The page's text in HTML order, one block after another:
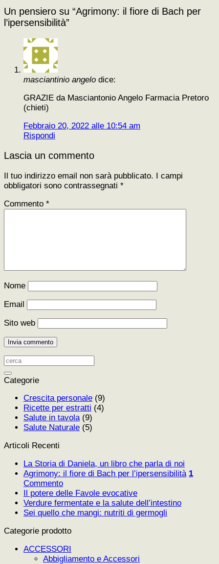
Un pensiero su “Agrimony: il fiore di Bach per
l’ipersensibilità”
masciantinio angelo dice:
GRAZIE da Masciantonio Angelo Farmacia Pretoro
(chieti)
Febbraio 20, 2022 alle 10:54 am
Rispondi
Lascia un commento
Il tuo indirizzo email non sarà pubblicato. I campi
obbligatori sono contrassegnati *
Commento *
Nome
Email
Sito web
Categorie
Crescita personale (9)
Ricette per estratti (4)
Salute in tavola(9)
Salute Naturale (5)
Articoli Recenti
La Storia di Daniela, un libro che parla di noi
Agrimony: il fiore di Bach per l’ipersensibilità 1
Commento
Il potere delle Favole evocative
Verdure fermentate e la salute dell’intestino
Sei quello che mangi: nutriti di germogli
Categorie prodotto
ACCESSORI
Abbigliamento e Accessori